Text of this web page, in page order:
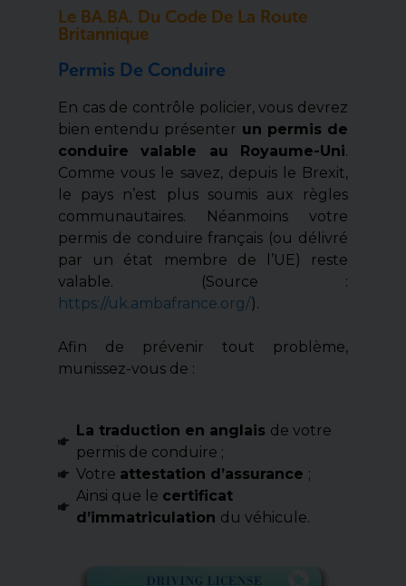
Le BA.BA. Du Code De La Route
Britannique
Permis De Conduire
En cas de contrôle policier, vous devrez
bien entendu présenter un permis de
conduire valable au Royaume-Uni.
Comme vous le savez, depuis le Brexit,
le pays n’est plus soumis aux règles
communautaires. Néanmoins votre
permis de conduire français (ou délivré
par un état membre de l’UE) reste
valable. (Source :
https://uk.ambafrance.org/).
Afin de prévenir tout problème,
munissez-vous de :
La traduction en anglais de votre
permis de conduire ;
Votre attestation d’assurance ;
Ainsi que le certificat
d’immatriculation du véhicule.